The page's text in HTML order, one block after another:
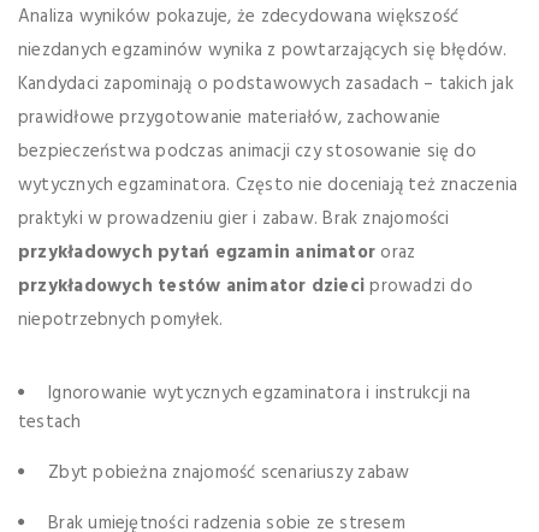
Analiza wyników pokazuje, że zdecydowana większość
niezdanych egzaminów wynika z powtarzających się błędów.
Kandydaci zapominają o podstawowych zasadach – takich jak
prawidłowe przygotowanie materiałów, zachowanie
bezpieczeństwa podczas animacji czy stosowanie się do
wytycznych egzaminatora. Często nie doceniają też znaczenia
praktyki w prowadzeniu gier i zabaw. Brak znajomości
przykładowych pytań egzamin animator oraz
przykładowych testów animator dzieciprowadzi do
niepotrzebnych pomyłek.
Ignorowanie wytycznych egzaminatora i instrukcji na
testach
Zbyt pobieżna znajomość scenariuszy zabaw
Brak umiejętności radzenia sobie ze stresem